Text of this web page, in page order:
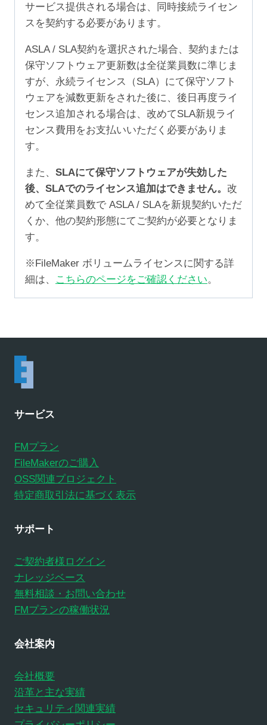
サービス提供される場合は、同時接続ライセン
スを契約する必要があります。
ASLA / SLA契約を選択された場合、契約または
保守ソフトウェア更新数は全従業員数に準じま
すが、永続ライセンス（SLA）にて保守ソフト
ウェアを減数更新をされた後に、後日再度ライ
センス追加される場合は、改めてSLA新規ライ
センス費用をお支払いいただく必要がありま
す。
また、 SLAにて保守ソフトウェアが失効した
後、SLAでのライセンス追加はできません。 改
めて全従業員数で ASLA / SLAを新規契約いただ
くか、他の契約形態にてご契約が必要となりま
す。
※FileMaker ボリュームライセンスに関する詳
細は、
こちらのページをご確認ください。
サービス
FMプラン
FileMakerのご購入
OSS関連プロジェクト
特定商取引法に基づく表示
サポート
ご契約者様ログイン
ナレッジベース
無料相談・お問い合わせ
FMプランの稼働状況
会社案内
会社概要
沿革と主な実績
セキュリティ関連実績